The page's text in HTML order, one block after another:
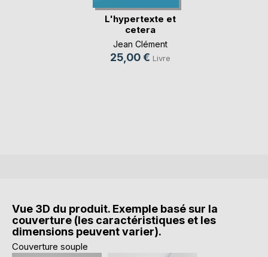
L'hypertexte et
cetera
Jean Clément
25,00 € Livre
Vue 3D du produit. Exemple basé sur la
couverture (les caractéristiques et les
dimensions peuvent varier).
Couverture souple